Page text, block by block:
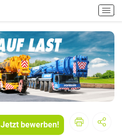
H
a
u
p
t
m
e
n
ü
i
Jetzt bewerben!